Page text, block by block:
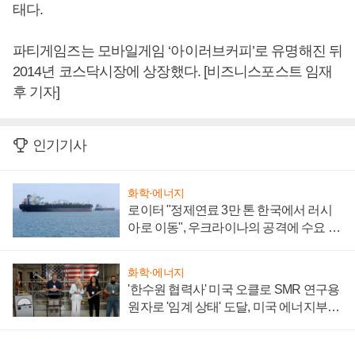
태다.
파티게임즈는 모바일게임 ‘아이러브커피’로 유명해진 뒤
2014년 코스닥시장에 상장했다. [비즈니스포스트 임재
후 기자]
인기기사
화학·에너지
로이터 "정제연료 3만 톤 한국에서 러시
아로 이동", 우크라이나의 공격에 수요 늘
화학·에너지
'한수원 협력사' 미국 오클로 SMR 연구용
원자로 '임계 상태' 도달, 미국 에너지부